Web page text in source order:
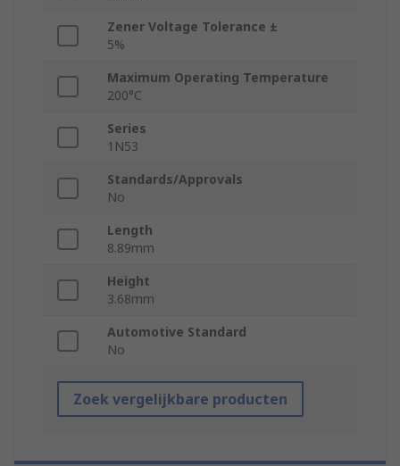
Zener Voltage Tolerance ±
5%
Maximum Operating Temperature
200°C
Series
1N53
Standards/Approvals
No
Length
8.89mm
Height
3.68mm
Automotive Standard
No
Zoek vergelijkbare producten